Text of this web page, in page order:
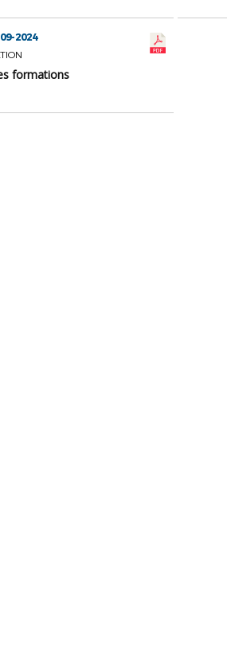
2024
formations